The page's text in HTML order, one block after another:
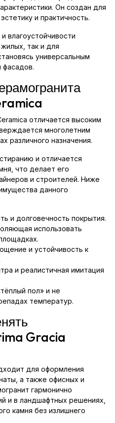
Он создан для
и практичность.
влагоустойчивости
так и для
универсальным
фасадов.
отличается высоким
многолетним
различного назначения.
и отличается
что делает его
и строителей. Ниже
данного
и долговечность покрытия.
использовать
и устойчивость к
и реалистичная имитация
пол» и не
температур.
Gracia
для оформления
а также офисных и
гармонично
и в ландшафтных решениях,
камня без излишнего